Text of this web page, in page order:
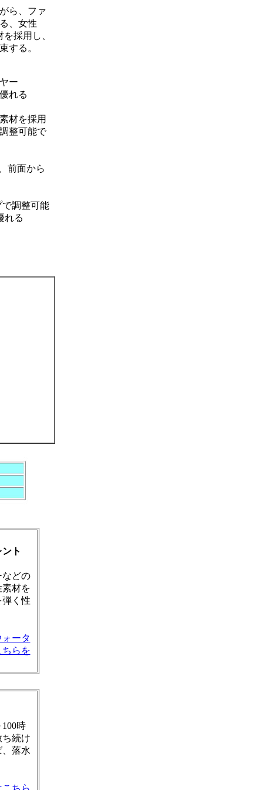
ら、ファ
、女性
採用し、
する。
ー
れる
材を採用
整可能で
前面から
調整可能
れる
ト
どの
材を
く性
ータ
らを
時
続け
落水
ちら